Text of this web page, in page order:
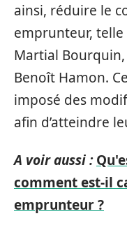
ainsi, réduire le
emprunteur,
Martial
Benoît Hamon.
imposé des
afin d’atteindre
A voir aussi :
comment est-il
emprunteur ?